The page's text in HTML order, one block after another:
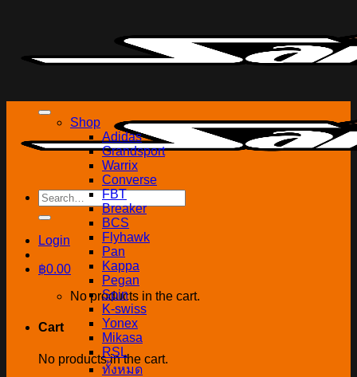
Search
for:
Login
฿0.00
No products in the cart.
Cart
No products in the cart.
Shop
Adidas
Grandsport
Warrix
Converse
FBT
Breaker
BCS
Flyhawk
Pan
Kappa
Pegan
Spin
K-swiss
Yonex
Mikasa
RSL
ทั้งหมด